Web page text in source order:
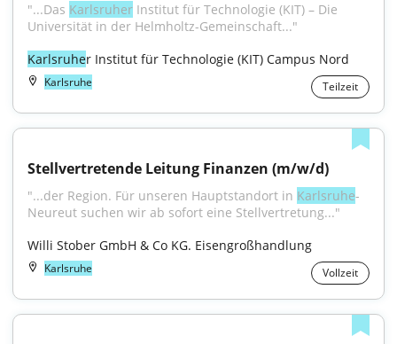
"...Das Karlsruher Institut für Technologie (KIT) – Die
Universität in der Helmholtz-Gemeinschaft..."
Karlsruher Institut für Technologie (KIT) Campus Nord
Karlsruhe Teilzeit
Stellvertretende Leitung Finanzen (m/w/d)
"...der Region. Für unseren Hauptstandort in Karlsruhe-
Neureut suchen wir ab sofort eine Stellvertretung..."
Willi Stober GmbH & Co KG. Eisengroßhandlung
Karlsruhe Vollzeit